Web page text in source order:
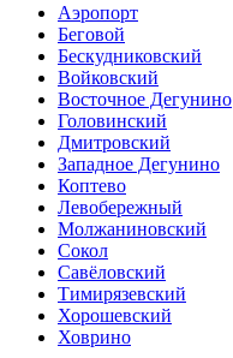
Аэропорт
Беговой
Бескудниковский
Войковский
Восточное Дегунино
Головинский
Дмитровский
Западное Дегунино
Коптево
Левобережный
Молжаниновский
Сокол
Савёловский
Тимирязевский
Хорошевский
Ховрино